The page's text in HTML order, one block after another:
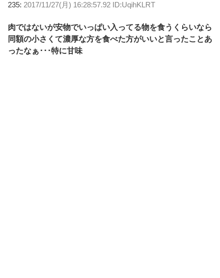
235: 2017/11/27(月) 16:28:57.92 ID:UqihKLRT
肉ではないが安物でいっぱい入ってる物を食うくらいなら
同額の小さくて濃厚な方を食べた方がいいと言ったことあ
ったなぁ･･･特に甘味